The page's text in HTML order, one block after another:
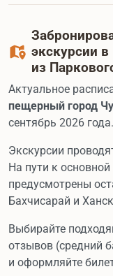
экскурсии
из
Актуальное
пещерный город
сентябрь 2026 года.
Экскурсии
На пути к
предусмотрены
Бахчисарай и
Выбирайте
отзывов (средний
и оформляйте